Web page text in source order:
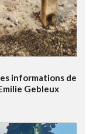
informations de
Gebleux